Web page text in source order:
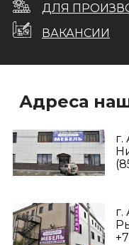
ДЛЯ
ВАКАНСИИ
Адреса
г.